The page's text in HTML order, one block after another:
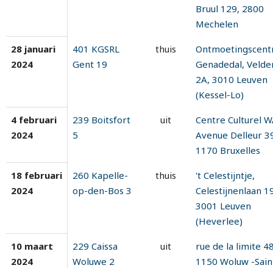
Bruul 129, 2800
Mechelen
28 januari
2024
401 KGSRL
Gent 19
thuis
Genadedal,
2A, 3010 Leuven
(Kessel-Lo)
4 februari
2024
239 Boitsfort
5
uit
Centre Culturel
Avenue Delleur
1170 Bruxelles
18 februari
2024
260 Kapelle-
op-den-Bos 3
thuis
't Celestijntje,
Celestijnenlaan
3001 Leuven
(Heverlee)
10 maart
2024
229 Caissa
Woluwe 2
uit
rue de la limite
1150 Woluw -